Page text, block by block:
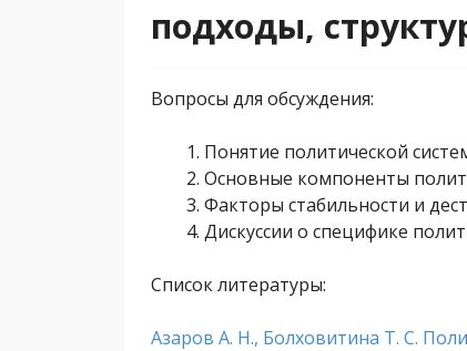
подходы,
Вопросы для обсуждения:
Понятие политической
Основные компоненты
Факторы стабильности и
Дискуссии о специфике
Список литературы:
Азаров А. Н., Болховитина Т. С.